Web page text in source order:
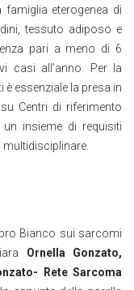
eterogenea di
tessuto adiposo e
pari a meno di 6
casi all’anno. Per la
è essenziale la presa in
Centri di riferimento
insieme di requisiti
Bianco sui sarcomi
Ornella Gonzato,
Rete Sarcoma